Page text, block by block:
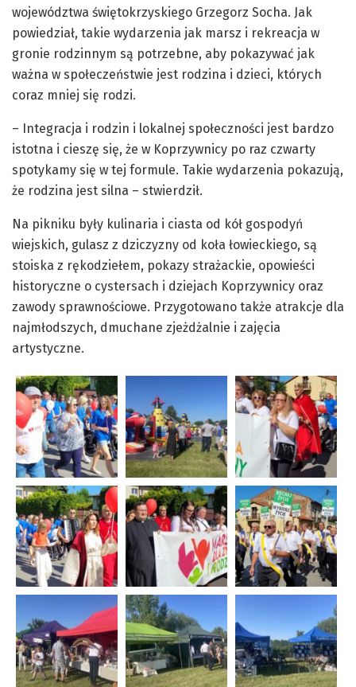
województwa świętokrzyskiego Grzegorz Socha. Jak
powiedział, takie wydarzenia jak marsz i rekreacja w
gronie rodzinnym są potrzebne, aby pokazywać jak
ważna w społeczeństwie jest rodzina i dzieci, których
coraz mniej się rodzi.
– Integracja i rodzin i lokalnej społeczności jest bardzo
istotna i cieszę się, że w Koprzywnicy po raz czwarty
spotykamy się w tej formule. Takie wydarzenia pokazują,
że rodzina jest silna – stwierdził.
Na pikniku były kulinaria i ciasta od kół gospodyń
wiejskich, gulasz z dziczyzny od koła łowieckiego, są
stoiska z rękodziełem, pokazy strażackie, opowieści
historyczne o cystersach i dziejach Koprzywnicy oraz
zawody sprawnościowe. Przygotowano także atrakcje dla
najmłodszych, dmuchane zjeżdżalnie i zajęcia
artystyczne.